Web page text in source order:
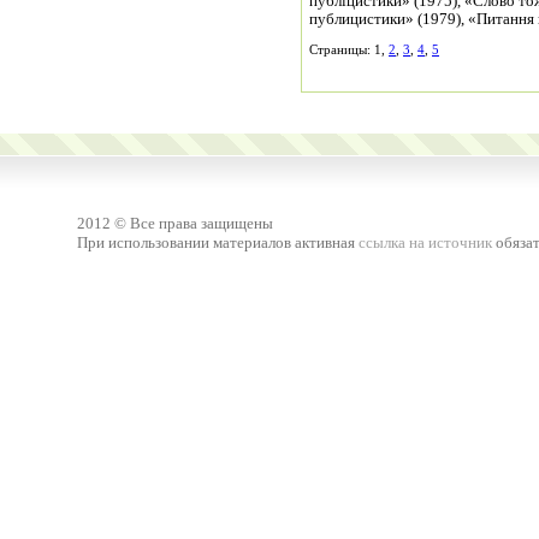
публицистики» (1979), «Питання
Страницы: 1, 2 3 4 5
2012 © Все права защищены
При использовании материалов активная ссылка на источник